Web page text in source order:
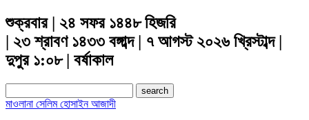
শুক্রবার | ২৪ সফর ১৪৪৮ হিজরি
| ২৩ শ্রাবণ ১৪৩৩ বঙ্গাব্দ | ৭ আগস্ট ২০২৬ খ্রিস্টাব্দ |
দুপুর ১:০৮ | বর্ষাকাল
for:
মাওলানা সেলিম হোসাইন আজাদী